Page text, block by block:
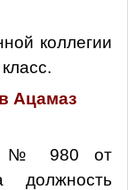
коллегии
Ацамаз
№ 980 от
должность